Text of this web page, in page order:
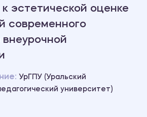
эстетической оценке
современного
внеурочной
УрГПУ (Уральский
университет)